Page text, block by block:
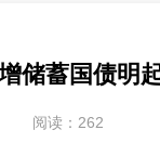
储蓄国债明
阅读：262